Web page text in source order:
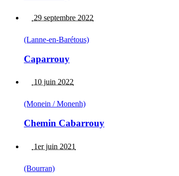
29 septembre 2022
(Lanne-en-Barétous)
Caparrouy
10 juin 2022
(Monein / Monenh)
Chemin Cabarrouy
1er juin 2021
(Bourran)